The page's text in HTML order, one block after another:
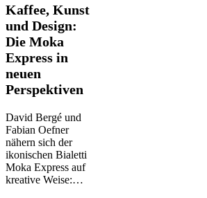
Kaffee,
Kunst
und
Design:
Die
Moka
Express
in
Perspektiven
Kaffee, Kunst
und Design:
Die Moka
Express in
neuen
Perspektiven
David Bergé und
Fabian Oefner
nähern sich der
ikonischen Bialetti
Moka Express auf
kreative Weise:…